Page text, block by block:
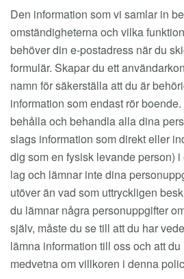
Den information som vi samlar in
omständigheterna och vilka
behöver din e-postadress när du
formulär. Skapar du ett
namn för säkerställa att du är
information som endast rör
behålla och behandla alla dina
slags information som direkt eller
dig som en fysisk levande person)
lag och lämnar inte dina
utöver än vad som uttryckligen
du lämnar några personuppgifter
själv, måste du se till att du har
lämna information till oss och att
medvetna om villkoren i denna